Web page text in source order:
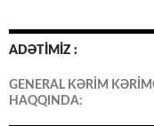
ADƏTİMİZ :
GENERAL KƏRİM
HAQQINDA: